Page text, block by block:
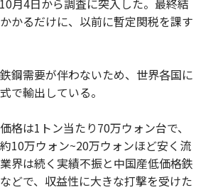
月4日から調査に突入した。最終結
かるだけに、以前に暫定関税を課す
鋼需要が伴わないため、世界各国に
で輸出している。
格は1トン当たり70万ウォン台で、
10万ウォン~20万ウォンほど安く流
界は続く実績不振と中国産低価格鉄
どで、収益性に大きな打撃を受けた